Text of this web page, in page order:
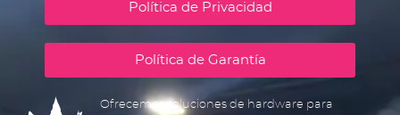
Política de Privacidad
Política de Garantía
Ofrecemos soluciones de hardware para